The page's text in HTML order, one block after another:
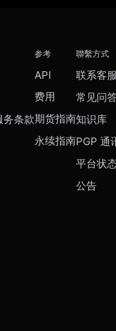
务条款
参考
API
费用
期货指南
永续指南
聯繫方式
联系客
常见问
知识库
PGP 通
平台状
公告